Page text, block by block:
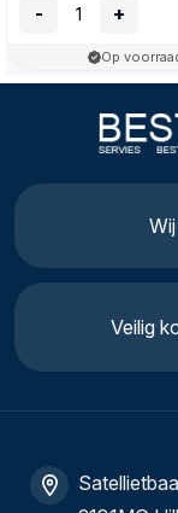
-
+
Op
Veilig